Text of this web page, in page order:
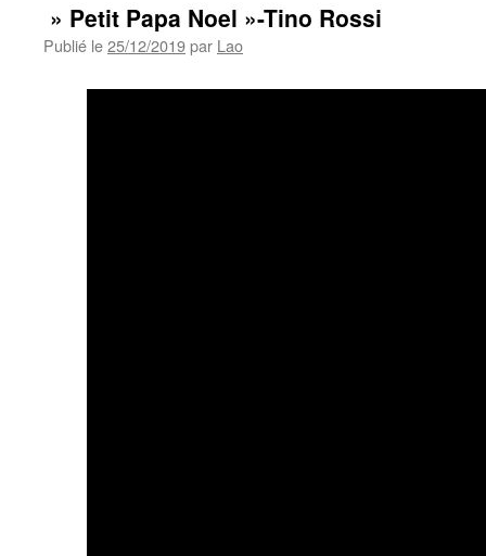
» Petit Papa Noel »-Tino Rossi
Publié le25/12/2019par Lao